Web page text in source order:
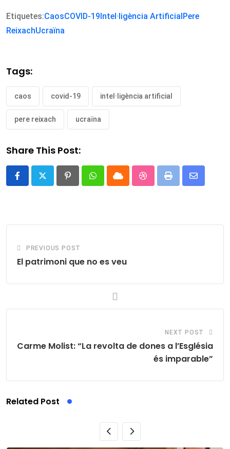
Etiquetes:CaosCOVID-19Intel·ligència ArtificialPere
ReixachUcraïna
Tags:
caos covid-19 intel·ligència artificial
pere reixach ucraïna
Share This Post:
PinterestWhatsappCloud StumbleUpon
Print
Share
PREVIOUS POST
El patrimoni que no es veu
NEXT POST
Carme Molist: “La revolta de dones a l’Església
és imparable”
Related Post